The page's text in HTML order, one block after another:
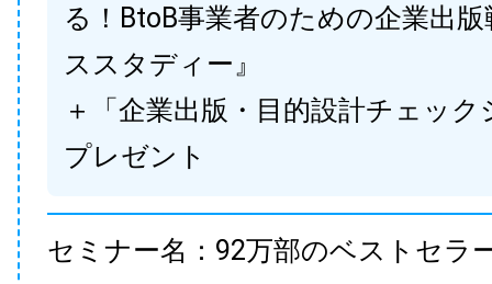
る！BtoB事業者のための企業出
ススタディー』
＋「企業出版・目的設計チェック
プレゼント
セミナー名：92万部のベストセラ